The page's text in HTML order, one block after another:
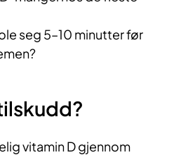
seg 5–10 minutter før
vitamin D gjennom